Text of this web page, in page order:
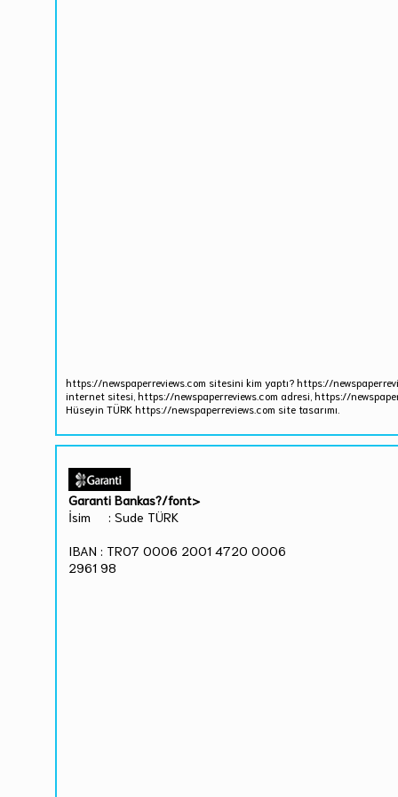
https://newspaperreviews.com sitesini kim yaptı? https://
internet sitesi, https://newspaperreviews.com adresi, https://
Hüseyin TÜRK https://newspaperreviews.com site tasarımı.
Garanti Bankas?/font>
İsim : Sude TÜRK
IBAN : TR07 0006 2001 4720 0006
2961 98